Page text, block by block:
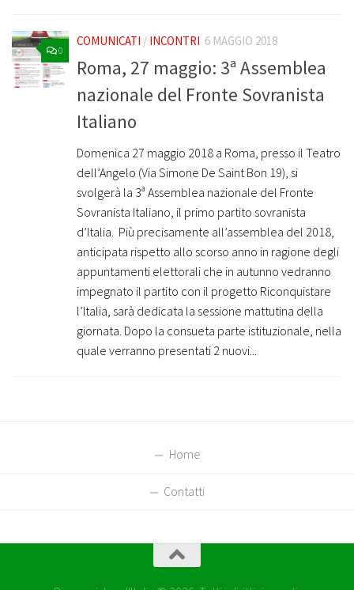
0
COMUNICATI / INCONTRI 6 MAGGIO 2018
Roma, 27 maggio: 3ª Assemblea
nazionale del Fronte Sovranista
Italiano
Domenica 27 maggio 2018 a Roma, presso il Teatro
dell’Angelo (Via Simone De Saint Bon 19), si
svolgerà la 3ª Assemblea nazionale del Fronte
Sovranista Italiano, il primo partito sovranista
d’Italia. ­ Più precisamente all’assemblea del 2018,
anticipata rispetto allo scorso anno in ragione degli
appuntamenti elettorali che in autunno vedranno
impegnato il partito con il progetto Riconquistare
l’Italia, sarà dedicata la sessione mattutina della
giornata. Dopo la consueta parte istituzionale, nella
quale verranno presentati 2 nuovi...
Home
Contatti